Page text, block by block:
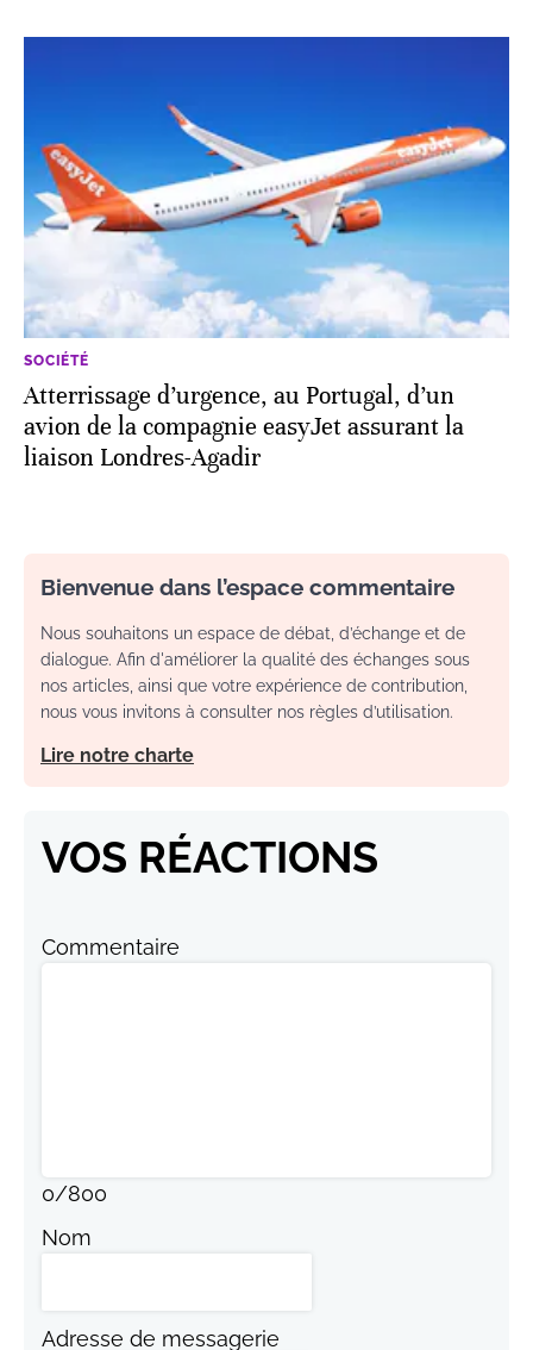
SOCIÉTÉ
Atterrissage d’urgence, au Portugal, d’un
avion de la compagnie easyJet assurant la
liaison Londres-Agadir
Bienvenue dans l’espace commentaire
Nous souhaitons un espace de débat, d’échange et de
dialogue. Afin d'améliorer la qualité des échanges sous
nos articles, ainsi que votre expérience de contribution,
nous vous invitons à consulter nos règles d’utilisation.
Lire notre charte
VOS RÉACTIONS
Commentaire
0/800
Nom
Adresse de messagerie